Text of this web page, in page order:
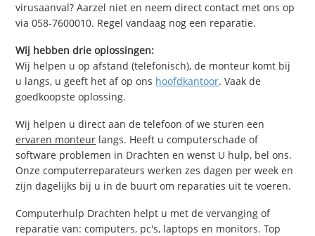
virusaanval? Aarzel niet en neem direct contact met ons op
via 058-7600010. Regel vandaag nog een reparatie.
Wij hebben drie oplossingen:
Wij helpen u op afstand (telefonisch), de monteur komt bij
u langs, u geeft het af op ons hoofdkantoor. Vaak de
goedkoopste oplossing.
Wij helpen u direct aan de telefoon of we sturen een
ervaren monteur langs. Heeft u computerschade of
software problemen in Drachten en wenst U hulp, bel ons.
Onze computerreparateurs werken zes dagen per week en
zijn dagelijks bij u in de buurt om reparaties uit te voeren.
Computerhulp Drachten helpt u met de vervanging of
reparatie van: computers, pc's, laptops en monitors. Top